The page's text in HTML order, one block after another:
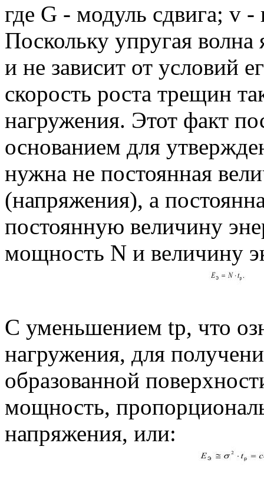
где G - модуль сдвига; v
Поскольку упругая волна
и не зависит от условий
скорость роста трещин
нагружения. Этот факт
основанием для
нужна не постоянная
(напряжения), а
постоянную величину
мощность N и величину
С уменьшением tp, что
нагружения, для
образованной
мощность,
напряжения, или: